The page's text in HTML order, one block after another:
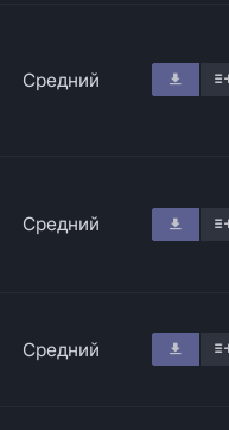
Средний
Средний
Средний